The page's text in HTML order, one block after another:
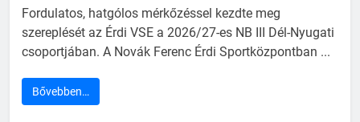
Fordulatos, hatgólos mérkőzéssel kezdte meg
szereplését az Érdi VSE a 2026/27-es NB III Dél-Nyugati
csoportjában. A Novák Ferenc Érdi Sportközpontban ...
Bővebben…